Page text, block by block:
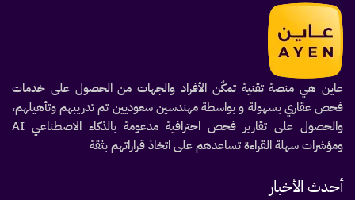
عاين هي منصة تقنية تمكّن الأفراد والجهات من الحصول على خدمات
فحص عقاري بسهولة و بواسطة مهندسين سعوديين تم تدريبهم وتأهيلهم،
والحصول على تقارير فحص احترافية مدعومة بالذكاء الاصطناعي AI
ومؤشرات سهلة القراءة تساعدهم على اتخاذ قراراتهم بثقة
أحدث الأخبار